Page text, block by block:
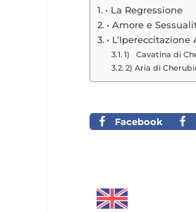
• La Regressione
• Amore e
•
1) Cavatina di
2) Aria di
Facebook